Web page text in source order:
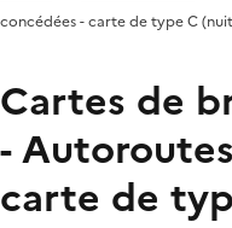
concédées - carte de type C
Cartes de
-
carte de